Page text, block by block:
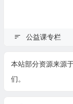
公益课专栏
本站部分资源来源
们。